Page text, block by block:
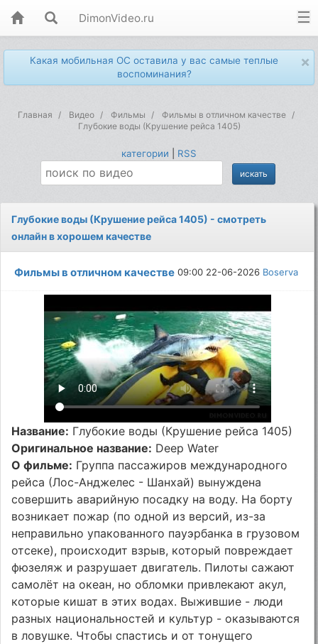
DimonVideo.ru
×
Какая мобильная ОС оставила у вас самые теплые
воспоминания?
Главная Видео Фильмы
Фильмы в отличном качестве
Глубокие воды (Крушение рейса 1405)
категории RSS
Глубокие воды (Крушение рейса 1405) - смотреть
онлайн в хорошем качестве
Фильмы в отличном качестве 09:00 22-06-2026 Boserva
Название: Глубокие воды (Крушение рейса 1405)
Оригинальное название: Deep Water
О фильме: Группа пассажиров международного
рейса (Лос-Анджелес - Шанхай) вынуждена
совершить аварийную посадку на воду. На борту
возникает пожар (по одной из версий, из-за
неправильно упакованного пауэрбанка в грузовом
отсеке), происходит взрыв, который повреждает
фюзеляж и разрушает двигатель. Пилоты сажают
самолёт на океан, но обломки привлекают акул,
которые кишат в этих водах. Выжившие - люди
разных национальностей и культур - оказываются
в ловушке. Чтобы спастись и от тонущего